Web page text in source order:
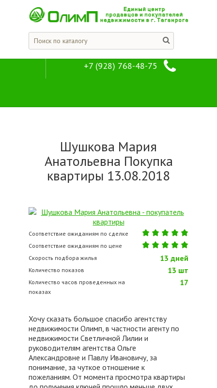
+7 (928) 768-48-75
Шушкова Мария
Анатольевна Покупка
квартиры 13.08.2018
Соответствие ожиданиям по сделке
Соответствие ожиданиям по цене
Скорость подбора жилья
13 дней
Количество показов 13 шт
Количество часов проведенных на
показах
17
Хочу сказать большое спасибо агентству
недвижимости Олимп, в частности агенту по
недвижимости Светличной Лилии и
руководителям агентства Ольге
Александровне и Павлу Ивановичу, за
понимание, за чуткое отношение к
пожеланиям. От момента просмотра квартиры